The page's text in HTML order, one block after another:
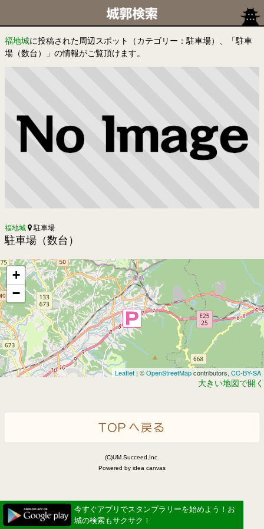
福地城に投稿された周辺スポット（カテゴリー：駐車場）、「駐車
場（数台）」の情報がご覧頂けます。
福地城 駐車場
駐車場（数台）
+
−
Leaflet | ©OpenStreetMapcontributors, CC-BY-SA
大きい地図で開く
(C)UM.Succeed,Inc.
Powered by idea canvas
今すぐアプリでスタンプラリーを始めよう！お
城の検索もサクサク！